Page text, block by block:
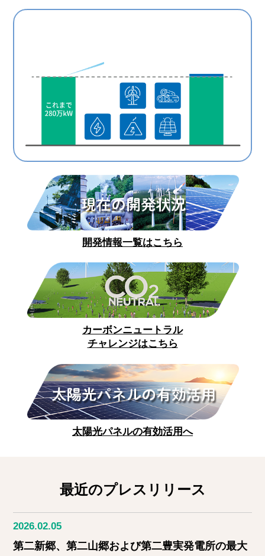
開発情報一覧はこちら
カーボンニュートラル
チャレンジはこちら
太陽光パネルの有効活用へ
最近のプレスリリース
2026.02.05
第二新郷、第二山郷および第二豊実発電所の最大